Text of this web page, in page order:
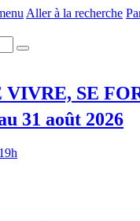
Aller à la recherche
VIVRE, SE
31 août 2026